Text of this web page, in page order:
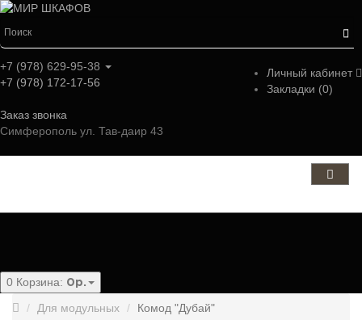
Личный кабинет
Закладки (0)
+7 (978) 629-95-38
+7 (978) 172-17-56
Заказ звонка
Симферополь ул. Тав-даир 43
0 Корзина: 0р.
Для модульных Комод "Дубай"